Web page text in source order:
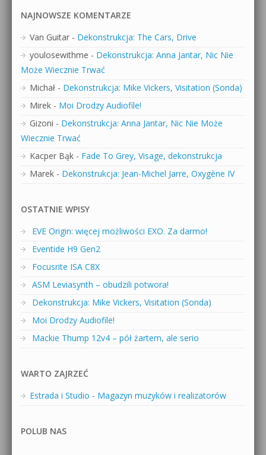
NAJNOWSZE KOMENTARZE
Van Guitar - Dekonstrukcja: The Cars, Drive
youlosewithme - Dekonstrukcja: Anna Jantar, Nic Nie
Może Wiecznie Trwać
Michał - Dekonstrukcja: Mike Vickers, Visitation (Sonda)
Mirek - Moi Drodzy Audiofile!
Gizoni - Dekonstrukcja: Anna Jantar, Nic Nie Może
Wiecznie Trwać
Kacper Bąk - Fade To Grey, Visage, dekonstrukcja
Marek - Dekonstrukcja: Jean-Michel Jarre, Oxygène IV
OSTATNIE WPISY
EVE Origin: więcej możliwości EXO. Za darmo!
Eventide H9 Gen2
Focusrite ISA C8X
ASM Leviasynth – obudzili potwora!
Dekonstrukcja: Mike Vickers, Visitation (Sonda)
Moi Drodzy Audiofile!
Mackie Thump 12v4 – pół żartem, ale serio
WARTO ZAJRZEĆ
Estrada i Studio - Magazyn muzyków i realizatorów
POLUB NAS